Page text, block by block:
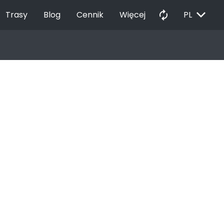
Trasy Blog Cennik Więcej autorenew PL EXPAND_MORE